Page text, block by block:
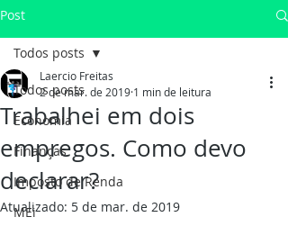
Post
Todos posts
Economia
Finanças
Imposto de Renda
MEi
Todos posts
Trabalhei em dois
empregos. Como devo
declarar?
Laercio Freitas
2 de mar. de 2019 1 min de leitura
Atualizado: 5 de mar. de 2019